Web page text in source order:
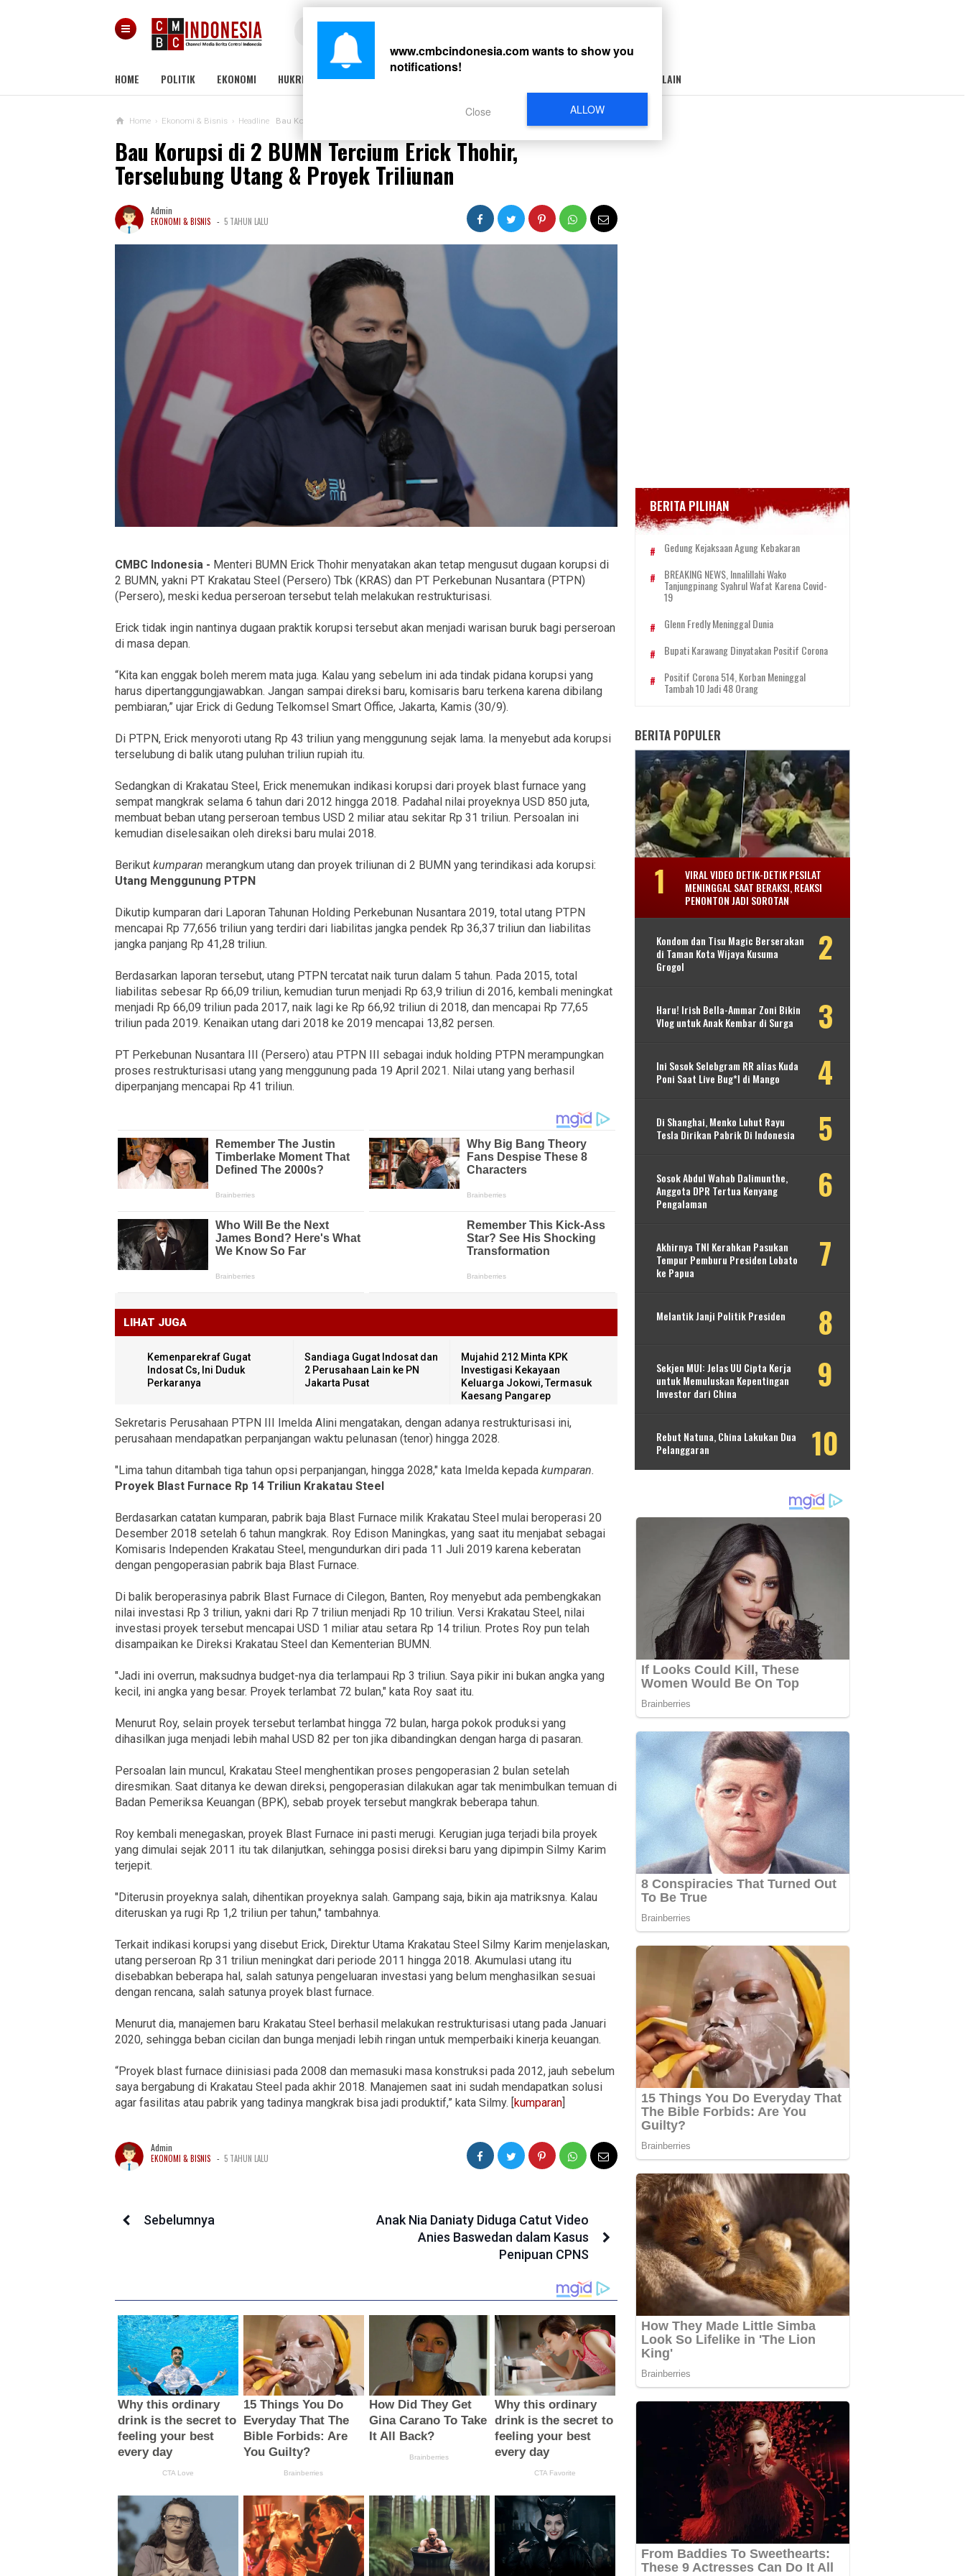
HOME POLITIK EKONOMI HUKRIM PERISTIWA LAIN-LAIN
Home › Ekonomi & Bisnis › Headline Bau Korupsi di 2 BUMN Tercium Erick Thohir, Terselubung Utang & Proyek Triliunan
Bau Korupsi di 2 BUMN Tercium Erick Thohir,
Terselubung Utang & Proyek Triliunan
Admin
EKONOMI & BISNIS - 5 TAHUN LALU
CMBC Indonesia - Menteri BUMN Erick Thohir menyatakan akan tetap mengusut dugaan korupsi di
2 BUMN, yakni PT Krakatau Steel (Persero) Tbk (KRAS) dan PT Perkebunan Nusantara (PTPN)
(Persero), meski kedua perseroan tersebut telah melakukan restrukturisasi.
Erick tidak ingin nantinya dugaan praktik korupsi tersebut akan menjadi warisan buruk bagi perseroan
di masa depan.
“Kita kan enggak boleh merem mata juga. Kalau yang sebelum ini ada tindak pidana korupsi yang
harus dipertanggungjawabkan. Jangan sampai direksi baru, komisaris baru terkena karena dibilang
pembiaran,” ujar Erick di Gedung Telkomsel Smart Office, Jakarta, Kamis (30/9).
Di PTPN, Erick menyoroti utang Rp 43 triliun yang menggunung sejak lama. Ia menyebut ada korupsi
terselubung di balik utang puluhan triliun rupiah itu.
Sedangkan di Krakatau Steel, Erick menemukan indikasi korupsi dari proyek blast furnace yang
sempat mangkrak selama 6 tahun dari 2012 hingga 2018. Padahal nilai proyeknya USD 850 juta,
membuat beban utang perseroan tembus USD 2 miliar atau sekitar Rp 31 triliun. Persoalan ini
kemudian diselesaikan oleh direksi baru mulai 2018.
Berikut kumparan merangkum utang dan proyek triliunan di 2 BUMN yang terindikasi ada korupsi:
Utang Menggunung PTPN
Dikutip kumparan dari Laporan Tahunan Holding Perkebunan Nusantara 2019, total utang PTPN
mencapai Rp 77,656 triliun yang terdiri dari liabilitas jangka pendek Rp 36,37 triliun dan liabilitas
jangka panjang Rp 41,28 triliun.
Berdasarkan laporan tersebut, utang PTPN tercatat naik turun dalam 5 tahun. Pada 2015, total
liabilitas sebesar Rp 66,09 triliun, kemudian turun menjadi Rp 63,9 triliun di 2016, kembali meningkat
menjadi Rp 66,09 triliun pada 2017, naik lagi ke Rp 66,92 triliun di 2018, dan mencapai Rp 77,65
triliun pada 2019. Kenaikan utang dari 2018 ke 2019 mencapai 13,82 persen.
PT Perkebunan Nusantara III (Persero) atau PTPN III sebagai induk holding PTPN merampungkan
proses restrukturisasi utang yang menggunung pada 19 April 2021. Nilai utang yang berhasil
diperpanjang mencapai Rp 41 triliun.
LIHAT JUGA
Kemenparekraf Gugat
Indosat Cs, Ini Duduk
Perkaranya
Sandiaga Gugat Indosat dan
2 Perusahaan Lain ke PN
Jakarta Pusat
Mujahid 212 Minta KPK
Investigasi Kekayaan
Keluarga Jokowi, Termasuk
Kaesang Pangarep
Sekretaris Perusahaan PTPN III Imelda Alini mengatakan, dengan adanya restrukturisasi ini,
perusahaan mendapatkan perpanjangan waktu pelunasan (tenor) hingga 2028.
"Lima tahun ditambah tiga tahun opsi perpanjangan, hingga 2028," kata Imelda kepada kumparan.
Proyek Blast Furnace Rp 14 Triliun Krakatau Steel
Berdasarkan catatan kumparan, pabrik baja Blast Furnace milik Krakatau Steel mulai beroperasi 20
Desember 2018 setelah 6 tahun mangkrak. Roy Edison Maningkas, yang saat itu menjabat sebagai
Komisaris Independen Krakatau Steel, mengundurkan diri pada 11 Juli 2019 karena keberatan
dengan pengoperasian pabrik baja Blast Furnace.
Di balik beroperasinya pabrik Blast Furnace di Cilegon, Banten, Roy menyebut ada pembengkakan
nilai investasi Rp 3 triliun, yakni dari Rp 7 triliun menjadi Rp 10 triliun. Versi Krakatau Steel, nilai
investasi proyek tersebut mencapai USD 1 miliar atau setara Rp 14 triliun. Protes Roy pun telah
disampaikan ke Direksi Krakatau Steel dan Kementerian BUMN.
"Jadi ini overrun, maksudnya budget-nya dia terlampaui Rp 3 triliun. Saya pikir ini bukan angka yang
kecil, ini angka yang besar. Proyek terlambat 72 bulan," kata Roy saat itu.
Menurut Roy, selain proyek tersebut terlambat hingga 72 bulan, harga pokok produksi yang
dihasilkan juga menjadi lebih mahal USD 82 per ton jika dibandingkan dengan harga di pasaran.
Persoalan lain muncul, Krakatau Steel menghentikan proses pengoperasian 2 bulan setelah
diresmikan. Saat ditanya ke dewan direksi, pengoperasian dilakukan agar tak menimbulkan temuan di
Badan Pemeriksa Keuangan (BPK), sebab proyek tersebut mangkrak beberapa tahun.
Roy kembali menegaskan, proyek Blast Furnace ini pasti merugi. Kerugian juga terjadi bila proyek
yang dimulai sejak 2011 itu tak dilanjutkan, sehingga posisi direksi baru yang dipimpin Silmy Karim
terjepit.
"Diterusin proyeknya salah, dihentikan proyeknya salah. Gampang saja, bikin aja matriksnya. Kalau
diteruskan ya rugi Rp 1,2 triliun per tahun," tambahnya.
Terkait indikasi korupsi yang disebut Erick, Direktur Utama Krakatau Steel Silmy Karim menjelaskan,
utang perseroan Rp 31 triliun meningkat dari periode 2011 hingga 2018. Akumulasi utang itu
disebabkan beberapa hal, salah satunya pengeluaran investasi yang belum menghasilkan sesuai
dengan rencana, salah satunya proyek blast furnace.
Menurut dia, manajemen baru Krakatau Steel berhasil melakukan restrukturisasi utang pada Januari
2020, sehingga beban cicilan dan bunga menjadi lebih ringan untuk memperbaiki kinerja keuangan.
“Proyek blast furnace diinisiasi pada 2008 dan memasuki masa konstruksi pada 2012, jauh sebelum
saya bergabung di Krakatau Steel pada akhir 2018. Manajemen saat ini sudah mendapatkan solusi
agar fasilitas atau pabrik yang tadinya mangkrak bisa jadi produktif,” kata Silmy. [kumparan]
Admin
EKONOMI & BISNIS - 5 TAHUN LALU
Sebelumnya
Anak Nia Daniaty Diduga Catut Video
Anies Baswedan dalam Kasus
Penipuan CPNS
BERITA PILIHAN
Gedung Kejaksaan Agung Kebakaran
BREAKING NEWS, Innalillahi Wako
Tanjungpinang Syahrul Wafat Karena Covid-
19
Glenn Fredly Meninggal Dunia
Bupati Karawang Dinyatakan Positif Corona
Positif Corona 514, Korban Meninggal
Tambah 10 Jadi 48 Orang
BERITA POPULER
VIRAL VIDEO DETIK-DETIK PESILAT
MENINGGAL SAAT BERAKSI, REAKSI
PENONTON JADI SOROTAN
Kondom dan Tisu Magic Berserakan
di Taman Kota Wijaya Kusuma
Grogol
Haru! Irish Bella-Ammar Zoni Bikin
Vlog untuk Anak Kembar di Surga
Ini Sosok Selebgram RR alias Kuda
Poni Saat Live Bug*l di Mango
Di Shanghai, Menko Luhut Rayu
Tesla Dirikan Pabrik Di Indonesia
Sosok Abdul Wahab Dalimunthe,
Anggota DPR Tertua Kenyang
Pengalaman
Akhirnya TNI Kerahkan Pasukan
Tempur Pemburu Presiden Lobato
ke Papua
Melantik Janji Politik Presiden
Sekjen MUI: Jelas UU Cipta Kerja
untuk Memuluskan Kepentingan
Investor dari China
Rebut Natuna, China Lakukan Dua
Pelanggaran
www.cmbcindonesia.comwants to show you
notifications!
ALLOW
Close